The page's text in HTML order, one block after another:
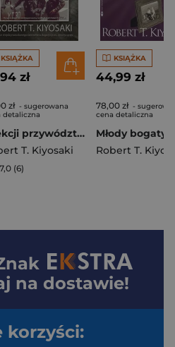
KSIĄŻKA
zł
zł - sugerowana
detaliczna
8 lekcji przywództwa dla przedsiębiorców prosto z akademii wojskowej
T. Kiyosaki
7,0 (6)
KSIĄŻKA
44,99 zł
78,00 zł -
cena detaliczna
Robert T.
na dostawie!
korzyści: